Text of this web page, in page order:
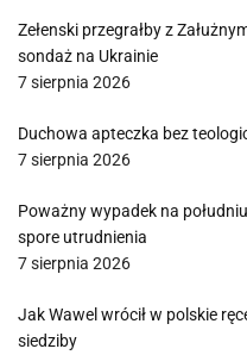
Zełenski przegrałby z
sondaż na Ukrainie
7 sierpnia 2026
Duchowa apteczka bez
7 sierpnia 2026
Poważny wypadek na
spore utrudnienia
7 sierpnia 2026
Jak Wawel wrócił w polskie
siedziby